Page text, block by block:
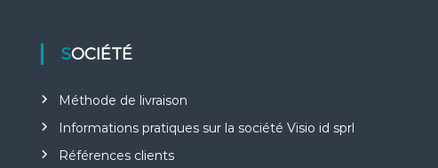
SOCIÉTÉ
Méthode de livraison
Informations pratiques sur la société Visio id sprl
Références clients